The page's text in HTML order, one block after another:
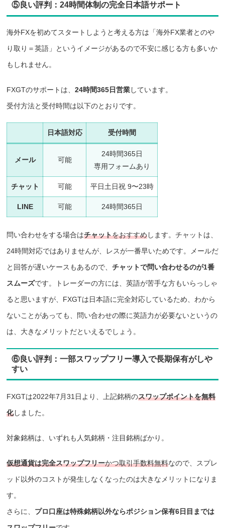
⑤良い評判：24時間体制の完全日本語サポート
海外FXを初めてスタートしようと考える方は「海外FX業者とのや
り取り＝英語」というイメージがあるので不安に感じる方も多いか
もしれません。
FXGTのサポートは、 24時間365日営業しています。
受付方法と受付時間は以下のとおりです。
日本語対応 受付時間
メール 可能
24時間365日
専用フォームあり
チャット 可能 平日土日祝 9〜23時
LINE 可能 24時間365日
問い合わせをする場合はチャットをおすすめします。 チャットは、
24時間対応ではありませんが、レスが一番早いためです。メールだ
と回答が遅いケースもあるので、 チャットで問い合わせるのが1番
スムーズです。トレーダーの方には、英語が苦手な方もいらっしゃ
ると思いますが、FXGTは日本語に完全対応しているため、わから
ないことがあっても、問い合わせの際に英語力が必要ないというの
は、大きなメリットだといえるでしょう。
⑥良い評判：一部スワップフリー導入で長期保有がしや
すい
FXGTは2022年7月31日より、上記銘柄のスワップポイントを無料
化しました。
対象銘柄は、いずれも人気銘柄・注目銘柄ばかり。
仮想通貨は完全スワップフリーかつ取引手数料無料なので、スプレ
ッド以外のコストが発生しなくなったのは大きなメリットになりま
す。
さらに、 プロ口座は特殊銘柄以外ならポジション保有6日目までは